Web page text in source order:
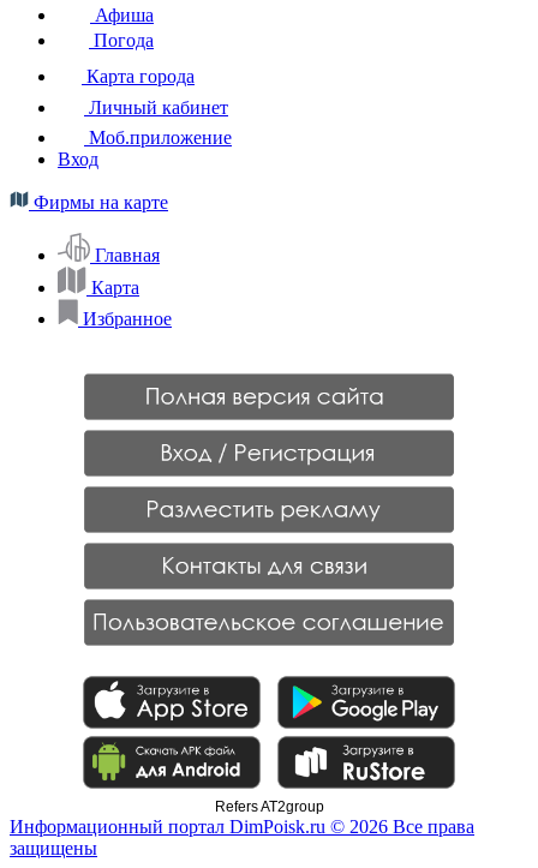
Афиша
Погода
Карта города
Личный кабинет
Моб.приложение
Вход
Фирмы на карте
Главная
Карта
Избранное
Refers AT2group
Информационный портал DimPoisk.ru © 2026 Все права
защищены